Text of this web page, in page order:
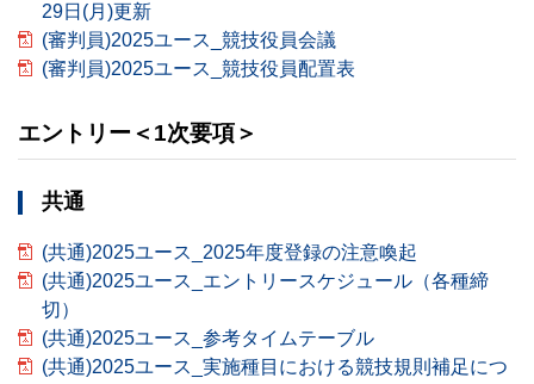
29日(月)更新
(審判員)2025ユース_競技役員会議
(審判員)2025ユース_競技役員配置表
エントリー＜1次要項＞
共通
(共通)2025ユース_2025年度登録の注意喚起
(共通)2025ユース_エントリースケジュール（各種締
切）
(共通)2025ユース_参考タイムテーブル
(共通)2025ユース_実施種目における競技規則補足につ